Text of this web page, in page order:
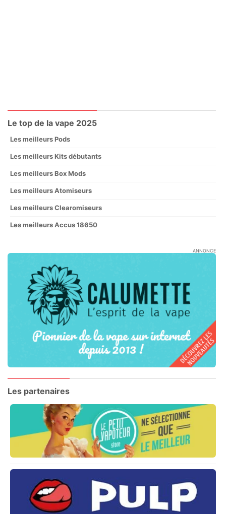
Le top de la vape 2025
Les meilleurs Pods
Les meilleurs Kits débutants
Les meilleurs Box Mods
Les meilleurs Atomiseurs
Les meilleurs Clearomiseurs
Les meilleurs Accus 18650
ANNONCE
Les partenaires